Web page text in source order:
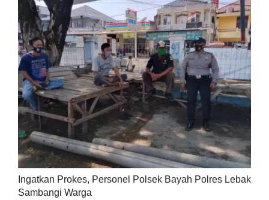
Ingatkan Prokes, Personel Polsek Bayah Polres Lebak
Sambangi Warga